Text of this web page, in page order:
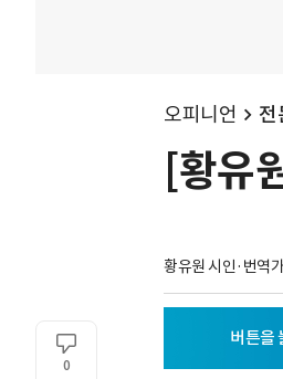
오피니언 전
[황유
황유원 시인·번역가
0